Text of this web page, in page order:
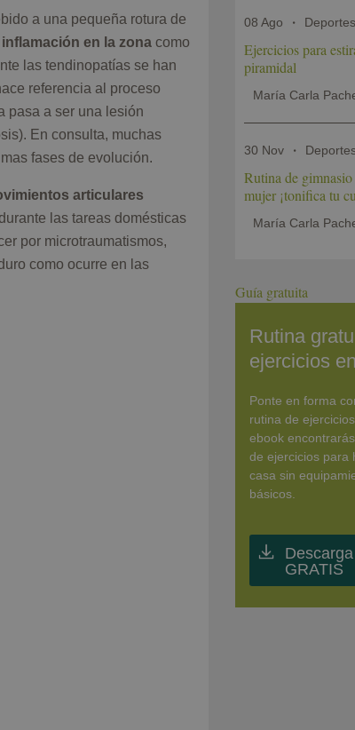
a una pequeña rotura de
en la zona como
las tendinopatías se han
referencia al proceso
pasa a ser una lesión
En consulta, muchas
fases de evolución.
articulares
las tareas domésticas
por microtraumatismos,
como ocurre en las
08 Ago Deportes
Ejercicios para
piramidal
María Carla
30 Nov
Rutina de gimnasio
mujer ¡tonifica tu
María Carla
Guía gratuita
Rutina
ejercicios
Ponte en forma
rutina de
ebook
de ejercicios para
casa sin
básicos.
GRATIS